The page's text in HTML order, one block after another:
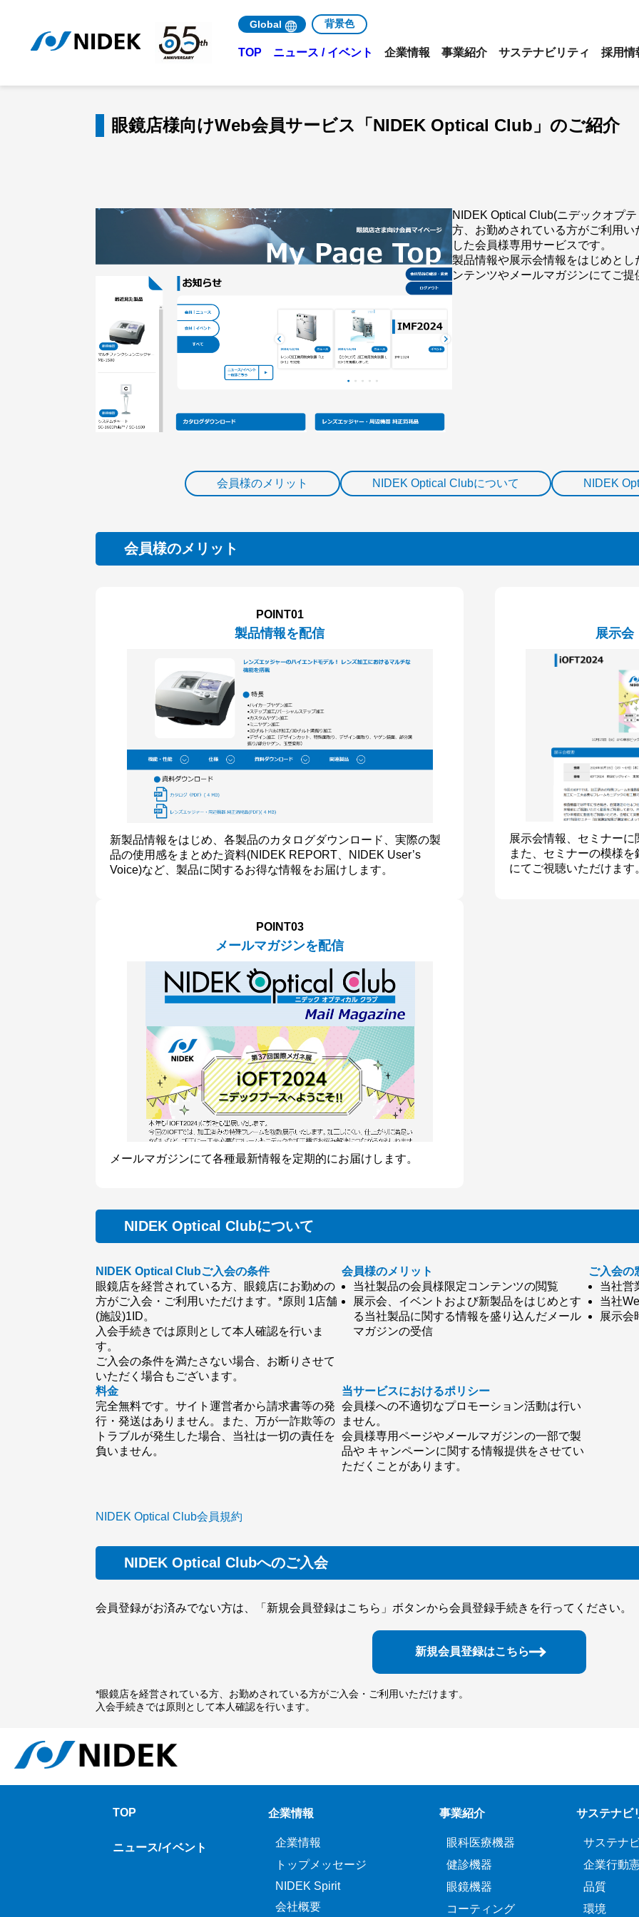
Global 背景色
TOP ニュース / イベント 企業情報 事業紹介 サステナビリティ 採用情
眼鏡店様向けWeb会員サービス「NIDEK Optical Club」のご紹介
NIDEK Optical Club(ニデックオプ
方、お勤めされている方がご利用
した会員様専用サービスです。
製品情報や展示会情報をはじめと
ンテンツやメールマガジンにてご
会員様のメリット NIDEK Optical Clubについて NIDEK
会員様のメリット
POINT01
製品情報を配信
新製品情報をはじめ、各製品のカタログダウンロード、実際の製
品の使用感をまとめた資料(NIDEK REPORT、NIDEK User’s
Voice)など、製品に関するお得な情報をお届けします。
展示会
展示会情報、セミナー
また、セミナーの模様
にてご視聴いただけます
POINT03
メールマガジンを配信
メールマガジンにて各種最新情報を定期的にお届けします。
NIDEK Optical Clubについて
NIDEK Optical Clubご入会の条件
眼鏡店を経営されている方、眼鏡店にお勤めの
方がご入会・ご利用いただけます。*原則 1店舗
(施設)1ID。
入会手続きでは原則として本人確認を行いま
す。
ご入会の条件を満たさない場合、お断りさせて
いただく場合もございます。
会員様のメリット
当社製品の会員様限定コンテンツの閲覧
展示会、イベントおよび新製品をはじめとす
る当社製品に関する情報を盛り込んだメール
マガジンの受信
ご入会の
当社営
当社
展示会
料金
完全無料です。サイト運営者から請求書等の発
行・発送はありません。また、万が一詐欺等の
トラブルが発生した場合、当社は一切の責任を
負いません。
当サービスにおけるポリシー
会員様への不適切なプロモーション活動は行い
ません。
会員様専用ページやメールマガジンの一部で製
品や キャンペーンに関する情報提供をさせてい
ただくことがあります。
NIDEK Optical Club会員規約
NIDEK Optical Clubへのご入会
会員登録がお済みでない方は、「新規会員登録はこちら」ボタンから会員登録手続きを行ってください。
新規会員登録はこちら
*眼鏡店を経営されている方、お勤めされている方がご入会・ご利用いただけます。
入会手続きでは原則として本人確認を行います。
TOP
ニュース/イベント
企業情報
企業情報
トップメッセージ
NIDEK Spirit
会社概要
事業紹介
眼科医療機器
健診機器
眼鏡機器
コーティング
サステナビ
サステナ
企業行動
品質
環境